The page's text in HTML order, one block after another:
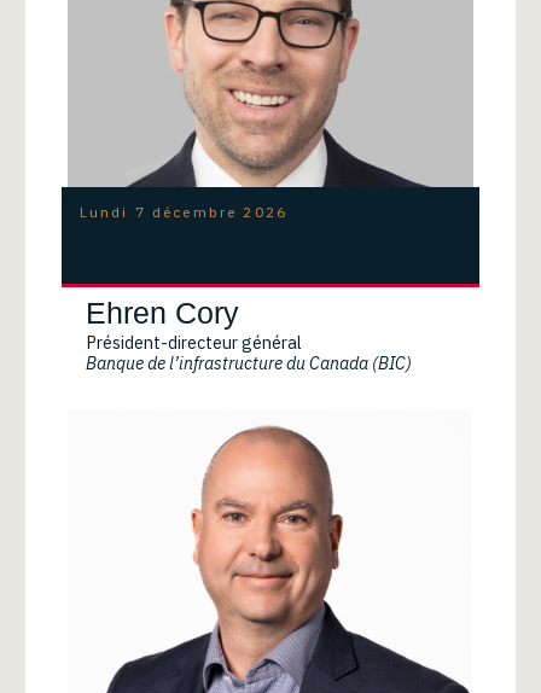
Lundi 7 décembre 2026
Ehren Cory
Président-directeur général
Banque de l’infrastructure du Canada (BIC)